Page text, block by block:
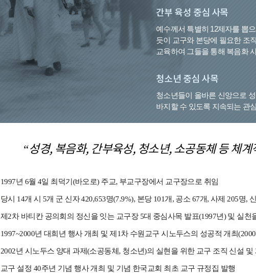
간부 육성 중심 사목
예수께서 특별히 12제자를 뽑
듯이 교구와 본당에 필요한 조
교육하여 그들을 통해 복음화
청소년 중심 사목
청소년들이 올바른 신앙으로
바지할 수 있도록 지속되는 관
“성경, 복음화, 간부육성, 청소년, 소공동체 등체계
1997년 6월 4일 최덕기(바오로) 주교, 부교구장에서 교구장으로 취임
당시 14개 시 5개 군 신자 420,653명(7.9%), 본당 101개, 공소 67개, 사제 205명,
제2차 바티칸 공의회의 정신을 잇는 교구장 5대 중심사목 발표(1997년) 및 실천
1997~2000년 대희년 행사 개최 및 제1차 수원교구 시노두스의 성공적 개최
2002년 시노두스 양대 과제(소공동체, 청소년)의 실현을 위한 교구 조직 신설 및
교구 설정 40주년 기념 행사 개최 및 기념 한국교회 최초 교구 규정집 발행